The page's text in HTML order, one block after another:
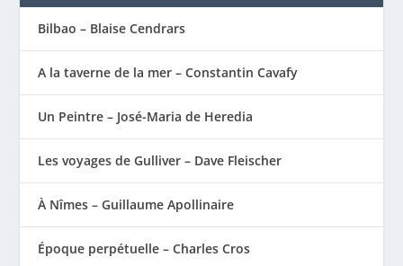
Bilbao – Blaise Cendrars
A la taverne de la mer – Constantin Cavafy
Un Peintre – José-Maria de Heredia
Les voyages de Gulliver – Dave Fleischer
À Nîmes – Guillaume Apollinaire
Époque perpétuelle – Charles Cros